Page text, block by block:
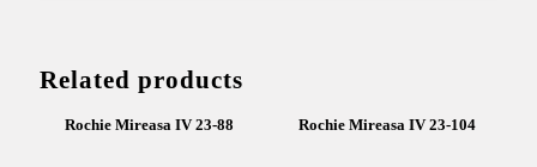
Related products
Rochie Mireasa IV 23-88 Rochie Mireasa IV 23-104